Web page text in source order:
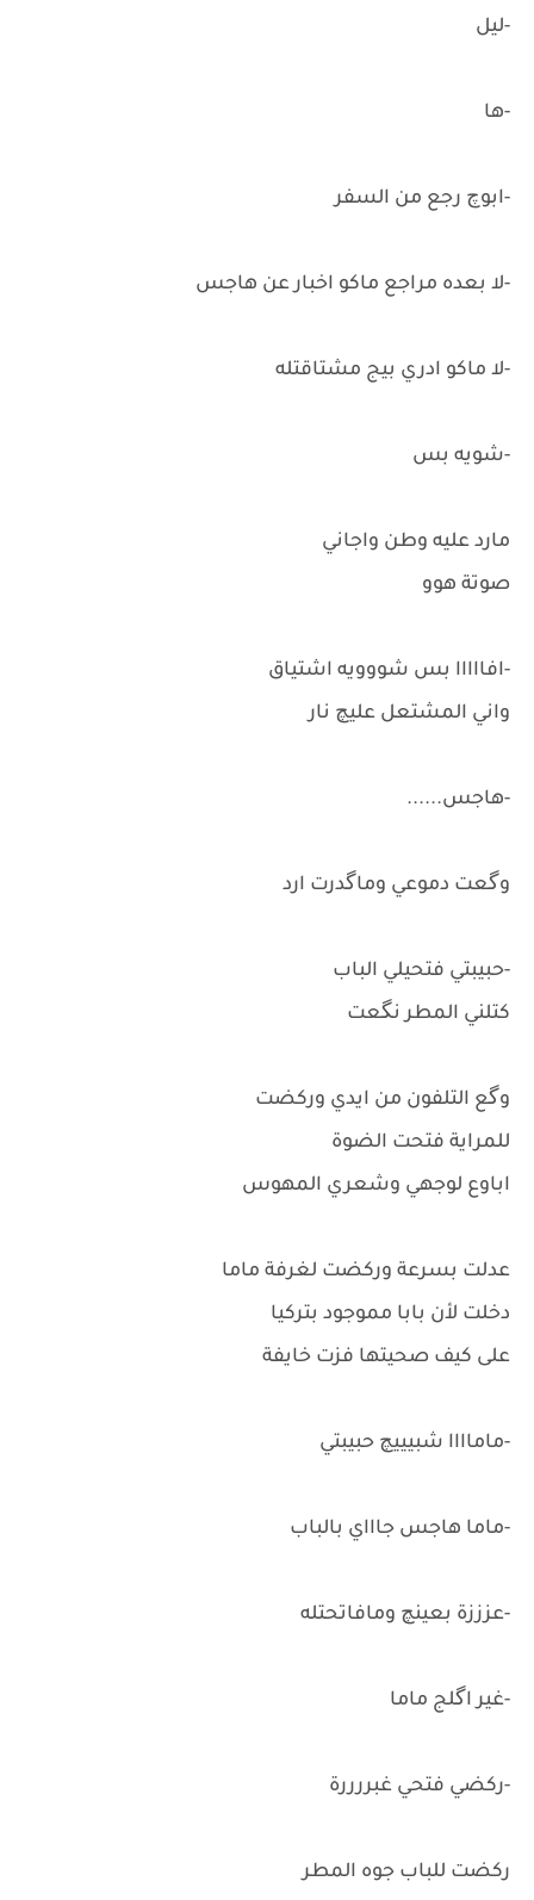
-ليل
-ها
-ابوچ رجع من السفر
-لا بعده مراجع ماكو اخبار عن هاجس
-لا ماكو ادري بيج مشتاقتله
-شويه بس
مارد عليه وطن واجاني
صوتة هوو
-افااااا بس شووويه اشتياق
واني المشتعل عليچ نار
-هاجس......
وگعت دموعي وماگدرت ارد
-حبيبتي فتحيلي الباب
كتلني المطر نگعت
وگع التلفون من ايدي وركضت
للمراية فتحت الضوة
اباوع لوجهي وشعري المهوس
عدلت بسرعة وركضت لغرفة ماما
دخلت لأن بابا مموجود بتركيا
على كيف صحيتها فزت خايفة
-ماماااا شبيييچ حبيبتي
-ماما هاجس جاااي بالباب
-عزززة بعينچ ومافاتحتله
-غير اگلج ماما
-ركضي فتحي غبررررة
ركضت للباب جوه المطر